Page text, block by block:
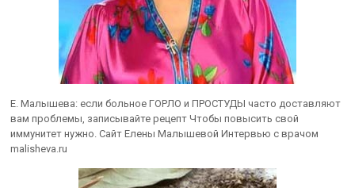
Е. Малышева: если больное ГОРЛО и ПРОСТУДЫ часто доставляют
вам проблемы, записывайте рецепт Чтобы повысить свой
иммунитет нужно. Сайт Елены Малышевой Интервью с врачом
malisheva.ru